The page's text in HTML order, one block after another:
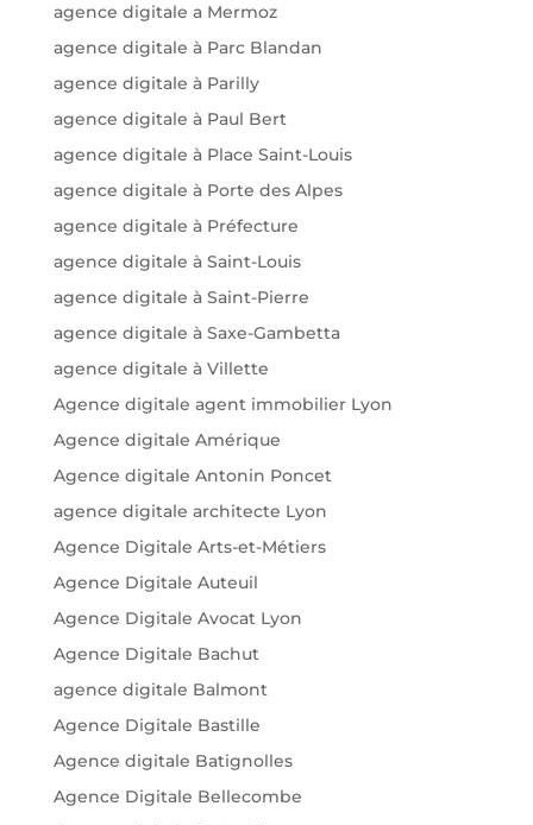
agence digitale a Mermoz
agence digitale à Parc Blandan
agence digitale à Parilly
agence digitale à Paul Bert
agence digitale à Place Saint-Louis
agence digitale à Porte des Alpes
agence digitale à Préfecture
agence digitale à Saint-Louis
agence digitale à Saint-Pierre
agence digitale à Saxe-Gambetta
agence digitale à Villette
Agence digitale agent immobilier Lyon
Agence digitale Amérique
Agence digitale Antonin Poncet
agence digitale architecte Lyon
Agence Digitale Arts-et-Métiers
Agence Digitale Auteuil
Agence Digitale Avocat Lyon
Agence Digitale Bachut
agence digitale Balmont
Agence Digitale Bastille
Agence digitale Batignolles
Agence Digitale Bellecombe